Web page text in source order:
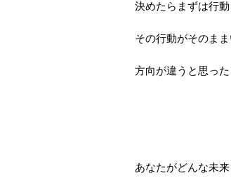
決めたらまずは行動
その行動がそのま
方向が違うと思っ
あなたがどんな未